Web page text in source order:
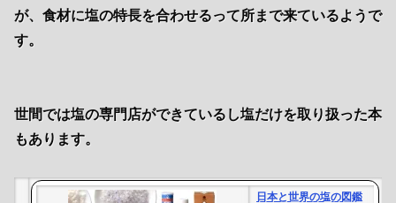
が、食材に塩の特長を合わせるって所まで来ているようで
す。
世間では塩の専門店ができているし塩だけを取り扱った本
もあります。
日本と世界の塩の図鑑